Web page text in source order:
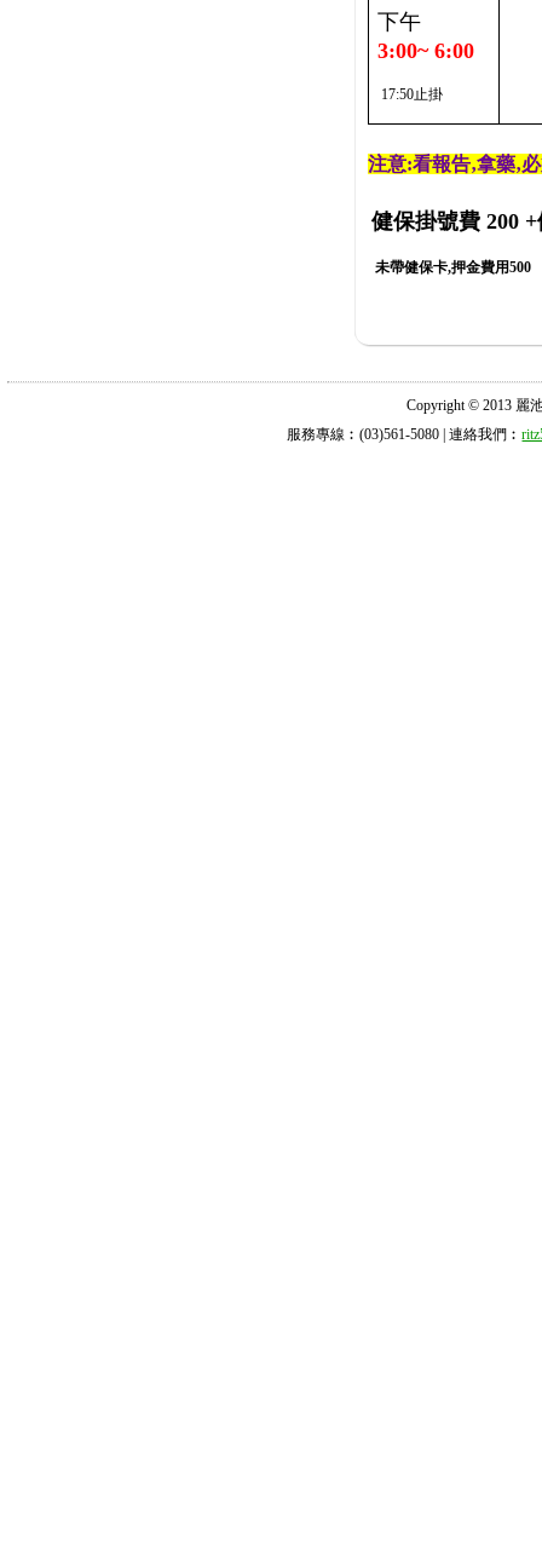
下午
3:00~ 6:00
17:50止掛
注意:看報告‚拿藥‚
健保掛號費 200 +
未帶健保卡,押金費用500
Copyright © 2013 麗
服務專線︰(03)561-5080 | 連絡我們︰